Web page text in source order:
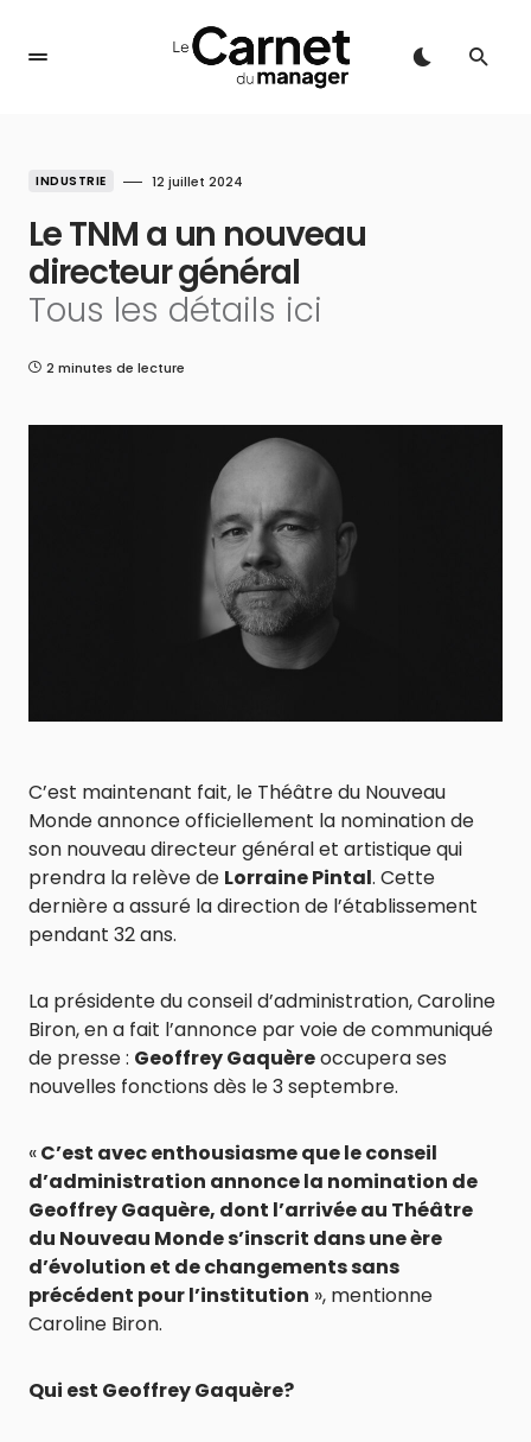
INDUSTRIE 12 juillet 2024
Le TNM a un nouveau
directeur général
Tous les détails ici
2 minutes de lecture
C’est maintenant fait, le Théâtre du Nouveau
Monde annonce officiellement la nomination de
son nouveau directeur général et artistique qui
prendra la relève de Lorraine Pintal. Cette
dernière a assuré la direction de l’établissement
pendant 32 ans.
La présidente du conseil d’administration, Caroline
Biron, en a fait l’annonce par voie de communiqué
de presse : Geoffrey Gaquèreoccupera ses
nouvelles fonctions dès le 3 septembre.
«C’est avec enthousiasme que le conseil
d’administration annonce la nomination de
Geoffrey Gaquère, dont l’arrivée au Théâtre
du Nouveau Monde s’inscrit dans une ère
d’évolution et de changements sans
précédent pour l’institution », mentionne
Caroline Biron.
Qui est Geoffrey Gaquère?